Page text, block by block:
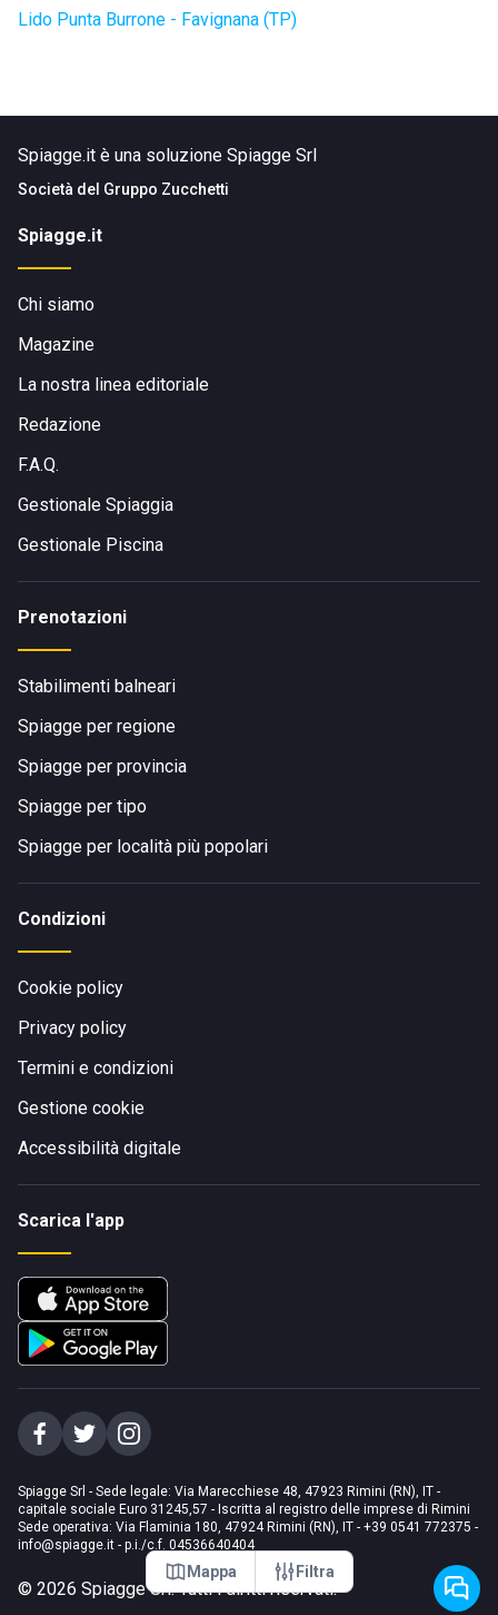
Mappa Filtra
Lido Punta Burrone - Favignana (TP)
Spiagge.it è una soluzione Spiagge Srl
Società del Gruppo Zucchetti
Spiagge.it
Chi siamo
Magazine
La nostra linea editoriale
Redazione
F.A.Q.
Gestionale Spiaggia
Gestionale Piscina
Prenotazioni
Stabilimenti balneari
Spiagge per regione
Spiagge per provincia
Spiagge per tipo
Spiagge per località più popolari
Condizioni
Cookie policy
Privacy policy
Termini e condizioni
Gestione cookie
Accessibilità digitale
Scarica l'app
Spiagge Srl - Sede legale: Via Marecchiese 48, 47923 Rimini (RN), IT -
capitale sociale Euro 31245,57 - Iscritta al registro delle imprese di Rimini
Sede operativa: Via Flaminia 180, 47924 Rimini (RN), IT - +39 0541 772375 -
info@spiagge.it - p.i./c.f. 04536640404
© 2026 Spiagge Srl. Tutti i diritti riservati.